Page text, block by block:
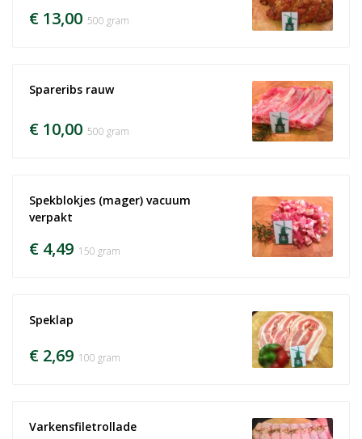
€ 13,00 500 gram
Spareribs rauw
€ 10,00 500 gram
Spekblokjes (mager) vacuum
verpakt
€ 4,49 150 gram
Speklap
€ 2,69 100 gram
Varkensfiletrollade